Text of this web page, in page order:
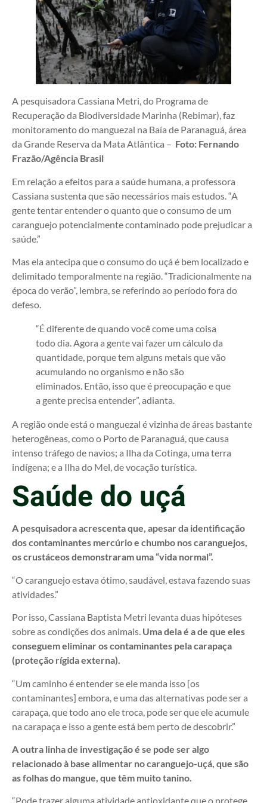
A pesquisadora Cassiana Metri, do Programa de
Recuperação da Biodiversidade Marinha (Rebimar), faz
monitoramento do manguezal na Baía de Paranaguá, área
da Grande Reserva da Mata Atlântica – Foto: Fernando
Frazão/Agência Brasil
Em relação a efeitos para a saúde humana, a professora
Cassiana sustenta que são necessários mais estudos. “A
gente tentar entender o quanto que o consumo de um
caranguejo potencialmente contaminado pode prejudicar a
saúde.”
Mas ela antecipa que o consumo do uçá é bem localizado e
delimitado temporalmente na região. “Tradicionalmente na
época do verão”, lembra, se referindo ao período fora do
defeso.
“É diferente de quando você come uma coisa
todo dia. Agora a gente vai fazer um cálculo da
quantidade, porque tem alguns metais que vão
acumulando no organismo e não são
eliminados. Então, isso que é preocupação e que
a gente precisa entender”, adianta.
A região onde está o manguezal é vizinha de áreas bastante
heterogêneas, como o Porto de Paranaguá, que causa
intenso tráfego de navios; a Ilha da Cotinga, uma terra
indígena; e a Ilha do Mel, de vocação turística.
Saúde do uçá
A pesquisadora acrescenta que, apesar da identificação
dos contaminantes mercúrio e chumbo nos caranguejos,
os crustáceos demonstraram uma “vida normal”.
“O caranguejo estava ótimo, saudável, estava fazendo suas
atividades.”
Por isso, Cassiana Baptista Metri levanta duas hipóteses
sobre as condições dos animais. Uma dela é a de que eles
conseguem eliminar os contaminantes pela carapaça
(proteção rígida externa).
“Um caminho é entender se ele manda isso [os
contaminantes] embora, e uma das alternativas pode ser a
carapaça, que todo ano ele troca, pode ser que ele acumule
na carapaça e isso a gente está bem perto de descobrir.”
A outra linha de investigação é se pode ser algo
relacionado à base alimentar no caranguejo-uçá, que são
as folhas do mangue, que têm muito tanino.
“Pode trazer alguma atividade antioxidante que o protege.